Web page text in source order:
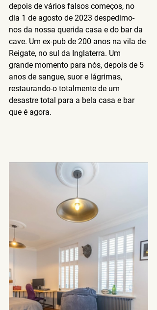
depois de vários falsos começos, no
dia 1 de agosto de 2023 despedimo-
nos da nossa querida casa e do bar da
cave. Um ex-pub de 200 anos na vila de
Reigate, no sul da Inglaterra. Um
grande momento para nós, depois de 5
anos de sangue, suor e lágrimas,
restaurando-o totalmente de um
desastre total para a bela casa e bar
que é agora.